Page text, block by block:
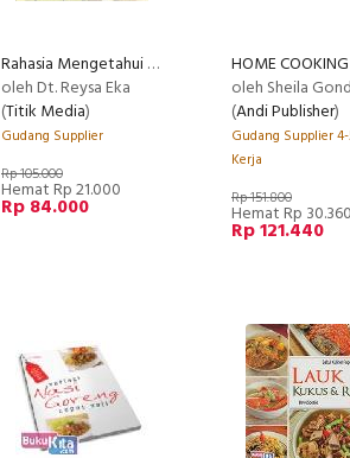
Rahasia Mengetahui Makanan Berbahaya
oleh Dt. Reysa Eka
(Titik Media)
Gudang Supplier
Rp 105.000
Hemat Rp 21.000
Rp 84.000
oleh Sheila
(Andi Publisher)
Gudang Supplier
Kerja
Rp 151.800
Hemat Rp 30.360
Rp 121.440